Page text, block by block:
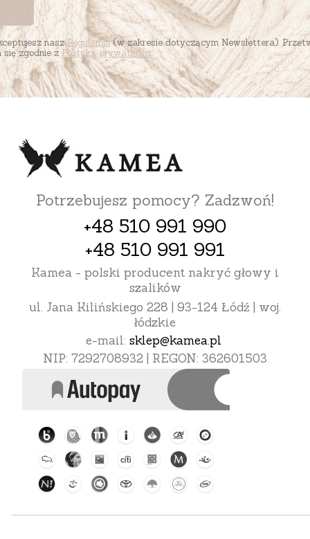
naszRegulamin(w zakresie dotyczącym Newslettera).
się zgodnie zPolityką prywatności.
Potrzebujesz pomocy? Zadzwoń!
+48 510 991 990
+48 510 991 991
Kamea - polski producent nakryć głowy i
szalików
ul. Jana Kilińskiego 228 | 93-124 Łódź | woj.
łódzkie
e-mail: sklep@kamea.pl
NIP: 7292708932 | REGON: 362601503